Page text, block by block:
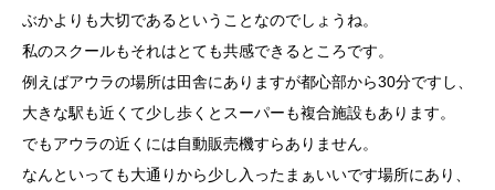
ぶかよりも大切であるということなのでしょうね。
私のスクールもそれはとても共感できるところです。
例えばアウラの場所は田舎にありますが都心部から30分ですし、
大きな駅も近くて少し歩くとスーパーも複合施設もあります。
でもアウラの近くには自動販売機すらありません。
なんといっても大通りから少し入ったまぁいいです場所にあり、